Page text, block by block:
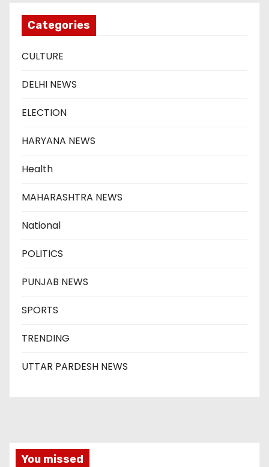
Categories
CULTURE
DELHI NEWS
ELECTION
HARYANA NEWS
Health
MAHARASHTRA NEWS
National
POLITICS
PUNJAB NEWS
SPORTS
TRENDING
UTTAR PARDESH NEWS
You missed